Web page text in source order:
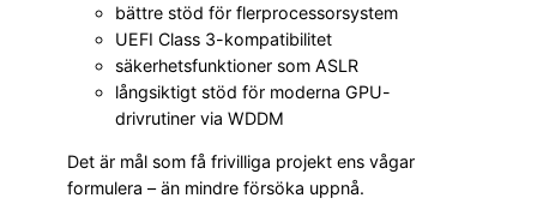
bättre stöd för flerprocessorsystem
UEFI Class 3-kompatibilitet
säkerhetsfunktioner som ASLR
långsiktigt stöd för moderna GPU-
drivrutiner via WDDM
Det är mål som få frivilliga projekt ens vågar
formulera – än mindre försöka uppnå.